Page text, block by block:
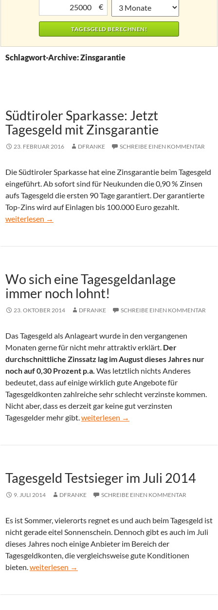
€
Schlagwort-Archive: Zinsgarantie
Südtiroler Sparkasse: Jetzt
Tagesgeld mit Zinsgarantie
23. FEBRUAR 2016 DFRANKE SCHREIBE EINEN KOMMENTAR
Die Südtiroler Sparkasse hat eine Zinsgarantie beim Tagesgeld
eingeführt. Ab sofort sind für Neukunden die 0,90 % Zinsen
aufs Tagesgeld die ersten 90 Tage garantiert. Der garantierte
Top-Zins wird auf Einlagen bis 100.000 Euro gezahlt.
Südtiroler Sparkasse: Jetzt Tagesgeld mit Zinsgarantie
weiterlesen →
Wo sich eine Tagesgeldanlage
immer noch lohnt!
23. OKTOBER 2014 DFRANKE SCHREIBE EINEN KOMMENTAR
Das Tagesgeld als Anlageart wurde in den vergangenen
Monaten gerne für nicht mehr attraktiv erklärt. Der
durchschnittliche Zinssatz lag im August dieses Jahres nur
noch auf 0,30 Prozent p.a. Was letztlich nichts Anderes
bedeutet, dass auf einige wirklich gute Angebote für
Tagesgeldkonten zahlreiche sehr schlecht verzinste kommen.
Nicht aber, dass es derzeit gar keine gut verzinsten
Tagesgelder mehr gibt. Wo sich eine Tagesgeldanlage immer
weiterlesen →
Tagesgeld Testsieger im Juli 2014
9. JULI 2014 DFRANKE SCHREIBE EINEN KOMMENTAR
Es ist Sommer, vielerorts regnet es und auch beim Tagesgeld ist
nicht gerade eitel Sonnenschein. Dennoch gibt es auch im Juli
dieses Jahres noch einige Anbieter im Bereich der
Tagesgeldkonten, die vergleichsweise gute Konditionen
bieten. Tagesgeld Testsieger im Juli 2014
weiterlesen →